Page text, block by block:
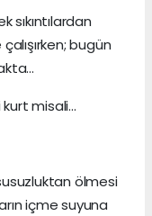
bugün
kurt misali…
ölmesi
içme suyuna